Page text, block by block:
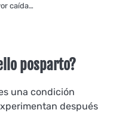
caída…
posparto?
una condición
después